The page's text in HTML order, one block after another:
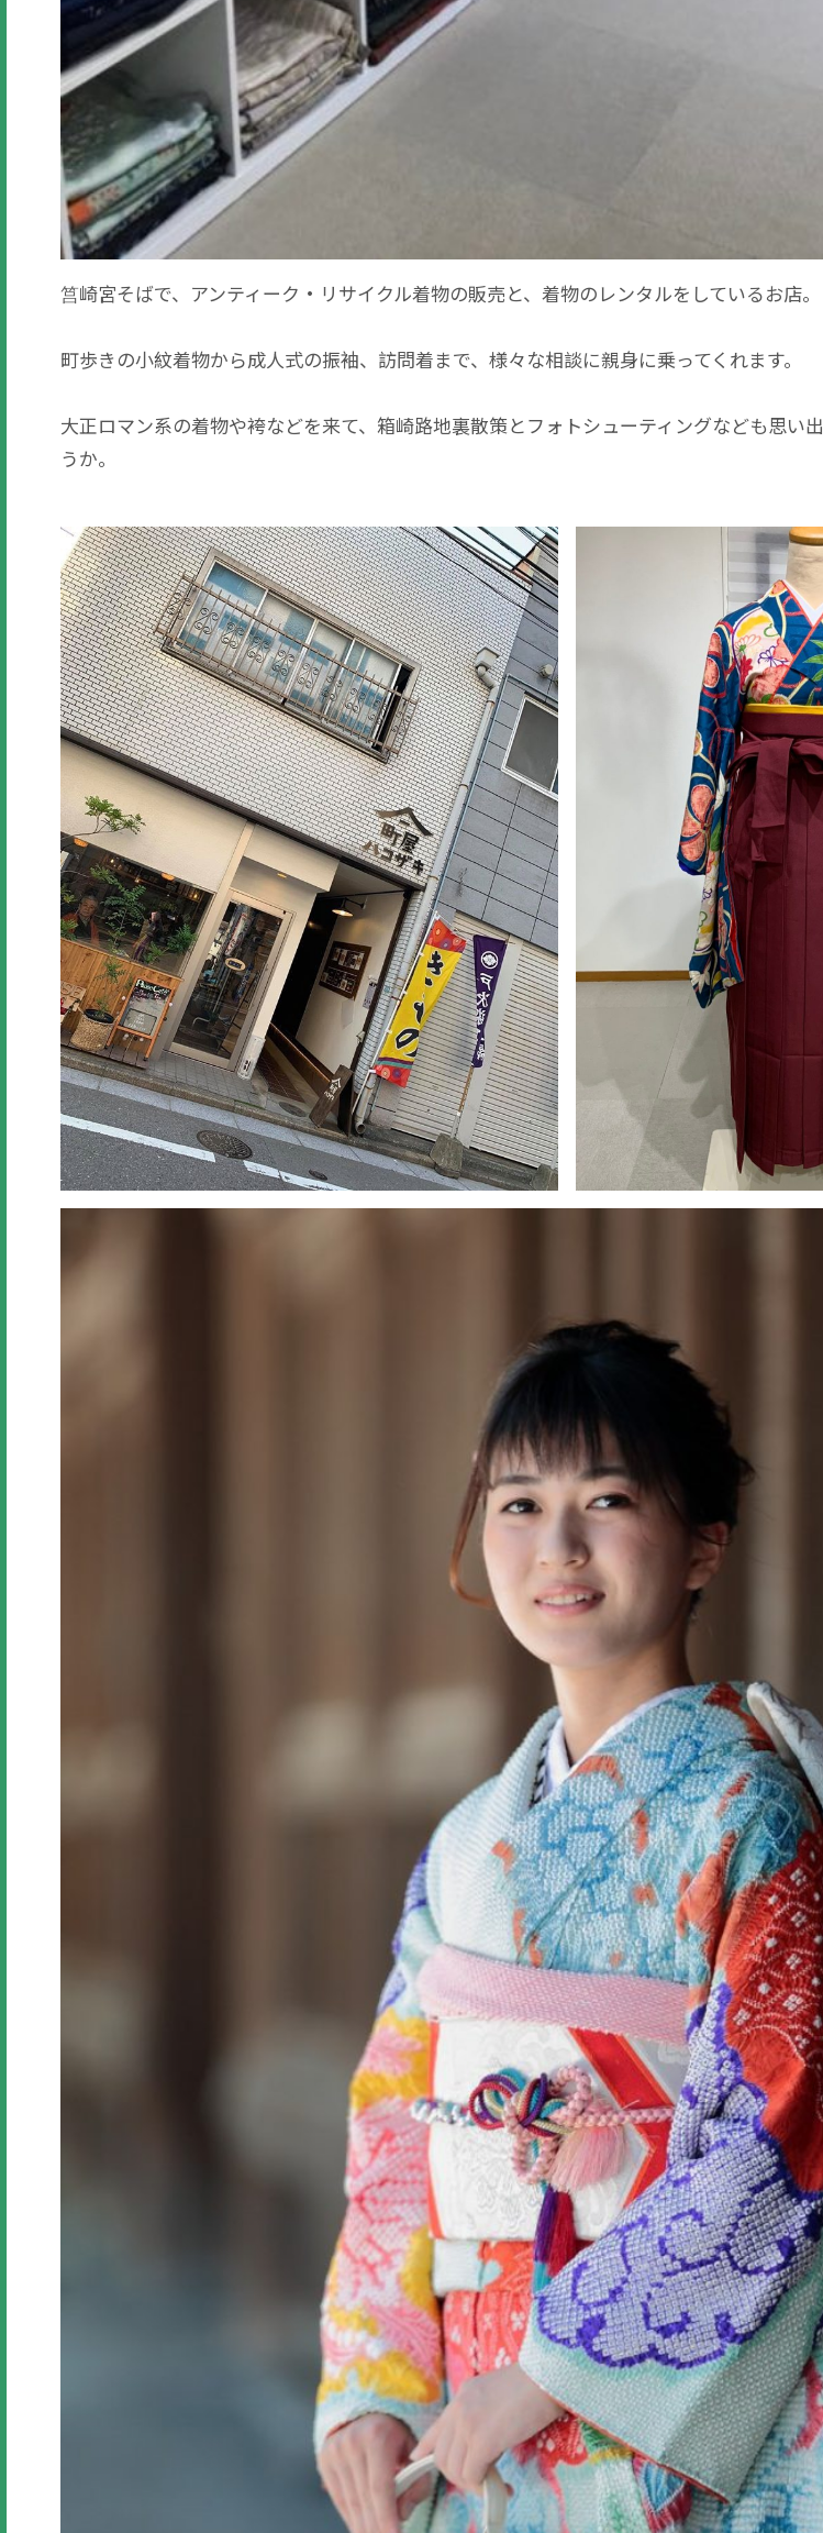
筥崎宮そばで、アンティーク・リサイクル着物の販売と、着物のレンタルをしているお店。
町歩きの小紋着物から成人式の振袖、訪問着まで、様々な相談に親身に乗ってくれます。
大正ロマン系の着物や袴などを来て、箱崎路地裏散策とフォトシューティングなども思い
うか。